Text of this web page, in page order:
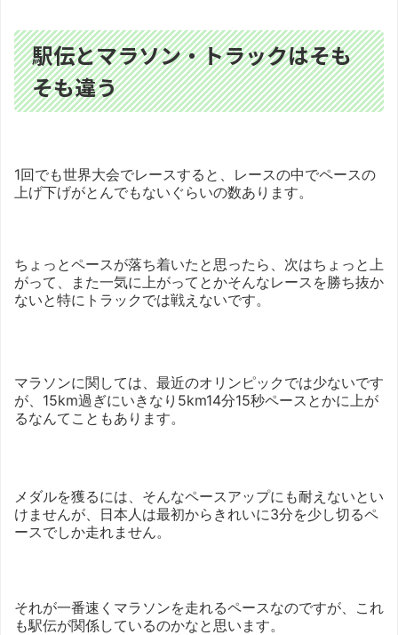
駅伝とマラソン・トラックはそも
そも違う
1回でも世界大会でレースすると、レースの中でペースの
上げ下げがとんでもないぐらいの数あります。
ちょっとペースが落ち着いたと思ったら、次はちょっと上
がって、また一気に上がってとかそんなレースを勝ち抜か
ないと特にトラックでは戦えないです。
マラソンに関しては、最近のオリンピックでは少ないです
が、15km過ぎにいきなり5km14分15秒ペースとかに上が
るなんてこともあります。
メダルを獲るには、そんなペースアップにも耐えないとい
けませんが、日本人は最初からきれいに3分を少し切るペ
ースでしか走れません。
それが一番速くマラソンを走れるペースなのですが、これ
も駅伝が関係しているのかなと思います。